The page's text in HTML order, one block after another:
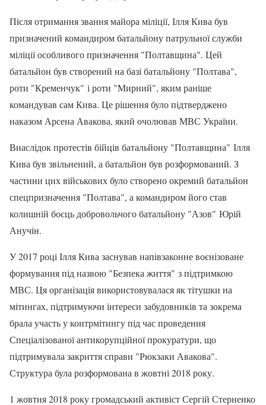
Після отримання звання майора міліції, Ілля Кива був
призначений командиром батальйону патрульної служби
міліції особливого призначення "Полтавщина". Цей
батальйон був створений на базі батальйону "Полтава",
роти "Кременчук" і роти "Мирний", яким раніше
командував сам Кива. Це рішення було підтверджено
наказом Арсена Авакова, який очолював МВС України.
Внаслідок протестів бійців батальйону "Полтавщина" Ілля
Кива був звільнений, а батальйон був розформований. З
частини цих військових було створено окремий батальйон
спецпризначення "Полтава", а командиром його став
колишній боєць добровольчого батальйону "Азов" Юрій
Анучін.
У 2017 році Ілля Кива заснував напівзаконне воєнізоване
формування під назвою "Безпека життя" з підтримкою
МВС. Ця організація використовувалася як тітушки на
мітингах, підтримуючи інтереси забудовників та зокрема
брала участь у контрмітингу під час проведення
Спеціалізованої антикорупційної прокуратури, що
підтримувала закриття справи "Рюкзаки Авакова".
Структура була розформована в жовтні 2018 року.
1 жовтня 2018 року громадський активіст Сергій Стерненко